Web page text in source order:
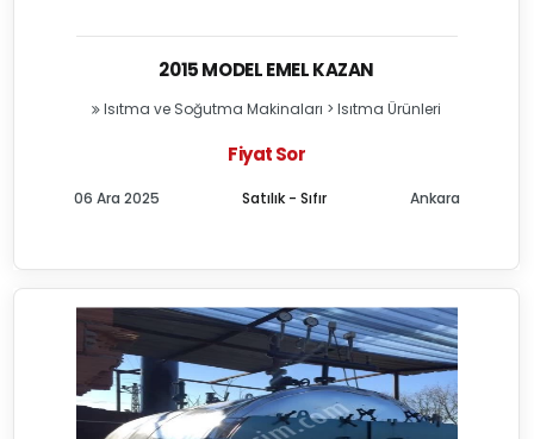
2015 MODEL EMEL KAZAN
Isıtma ve Soğutma Makinaları >Isıtma Ürünleri
Fiyat Sor
Satılık - Sıfır
06 Ara 2025 Ankara